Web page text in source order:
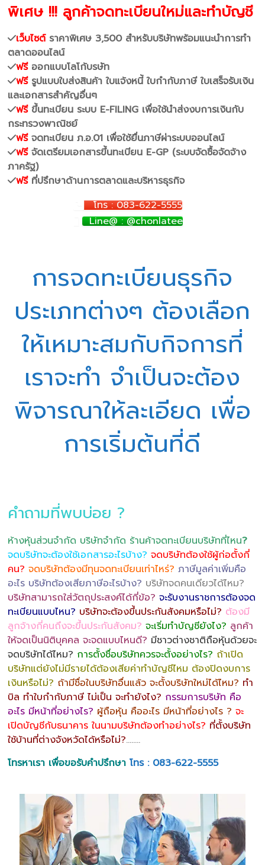
พิเศษ !!! ลูกค้าจดทะเบียนใหม่และทำบัญชี
เว็บไซต์ราคาพิเศษ 3,500 สำหรับบริษัทพร้อมแนะนำการทำ
ตลาดออนไลน์
ฟรีออกแบบโลโก้บรษัท
ฟรีรูปแบบใบส่งสินค้า ใบแจ้งหนี้ ใบกำกับภาษี ใบเสร็จรับเงิน
และเอกสารสำคัญอื่นๆ
ฟรีขึ้นทะเบียน ระบบ E-FILING เพื่อใช้นำส่งงบการเงินกับ
กระทรวงพาณิชย์
ฟรีจดทะเบียน ภ.อ.01 เพื่อใช้ยื่นภาษีผ่าระบบออนไลน์
ฟรีจัดเตรียมเอกสารขึ้นทะเบียน E-GP (ระบบจัดซื้อจัดจ้าง
ภาครัฐ)
ฟรีที่ปรึกษาด้านการตลาดและบริหารธุรกิจ
โทร : 083-622-5555
Line@ : @chonlatee
การจดทะเบียนธุรกิจ
ประเภทต่างๆ ต้องเลือก
ให้เหมาะสมกับกิจการที่
เราจะทำ จำเป็นจะต้อง
พิจารณาให้ละเอียด เพื่อ
การเริ่มต้นที่ดี
คำถามที่พบบ่อย ?
ห้างหุ้นส่วนจำกัด บริษัทจำกัด ร้านค้าจดทะเบียนบริษัทที่ไหน?
จดบริษัทจะต้องใช้เอกสารอะไรบ้าง? จดบริษัทต้องใช้ผู้ก่อตั้งกี่
คน? จดบริษัทต้องมีทุนจดทะเบียนเท่าไหร่? ภาษีมูลค่าเพิ่มคือ
อะไร บริษัทต้องเสียภาษีอะไรบ้าง? บริษัทจดคนเดียวได้ไหม?
บริษัทสามารถใส่วัตถุประสงค์ได้กี่ข้อ? จะรับงานราชการต้องจด
ทะเบียนแบบไหน? บริษัทจะต้องขึ้นประกันสังคมหรือไม่? ต้องมี
ลูกจ้างกี่คนถึงจะขึ้นประกันสังคม? จะเริ่มทำบัญชียังไง? ลูกค้า
ให้จดเป็นนิติบุคคล จะจดแบบไหนดี? มีชาวต่างชาติถือหุ้นด้วยจะ
จดบริษัทได้ไหม? การตั้งชื่อบริษัทควรจะตั้งอย่างไร? ถ้าเปิด
บริษัทแต่ยังไม่มีรายได้ต้องเสียค่าทำบัญชีไหม ต้องปิดงบการ
เงินหรือไม่? ถ้ามีชื่อในบริษัทอื่นแล้ว จะตั้งบริษัทใหม่ได้ไหม? ทำ
บิล ทำใบกำกับภาษี ไม่เป็น จะทำยังไง? กรรมการบริษัท คือ
อะไร มีหน้าที่อย่างไร? ผู้ถือหุ้น คืออะไร มีหน้าที่อย่างไร ? จะ
เปิดบัญชีกับธนาคาร ในนามบริษัทต้องทำอย่างไร? ที่ตั้งบริษัท
ใช้บ้านที่ต่างจังหวัดได้หรือไม่?……..
โทรหาเรา เพื่อขอรับคำปรึกษา โทร : 083-622-5555